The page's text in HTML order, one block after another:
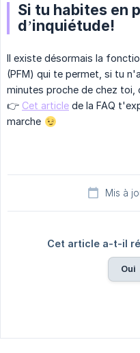
Si tu habites en
d’inquiétude!
Il existe désormais la
(PFM) qui te permet, si tu
minutes proche de chez toi,
👉 Cet article de la FAQ
marche
Mis à
Cet article a-t-il
Oui